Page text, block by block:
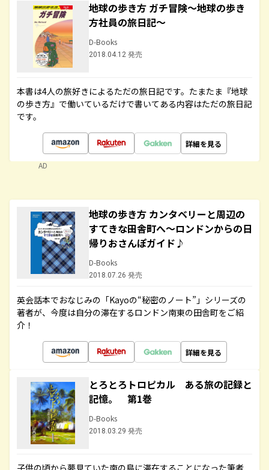
地球の歩き方 ガチ冒険～地球の歩き
方社員の旅日記～
D-Books
2018.04.12 発売
本書は4人の旅好きによるただの旅日記です。たまたま『地球
の歩き方』で働いているだけで書いてある内容はただの旅日記
です。
詳細を見る
AD
地球の歩き方 カンタベリーと周辺の
すてきな田舎町へ～ロンドンからの日
帰りおさんぽガイド♪
D-Books
2018.07.26 発売
英会話本でおなじみの「Kayoの“秘密のノート”」シリーズの
著者が、今度は自分の滞在するロンドン南東の田舎町をご紹
介！
詳細を見る
とろとろトロピカル ある旅の記録と
記憶。 第1巻
D-Books
2018.03.29 発売
子供の頃から夢見ていた南の島に滞在することになった筆者